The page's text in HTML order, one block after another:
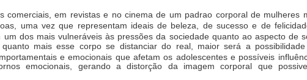
comerciais, em revistas e no cinema de um padrao corporal de mulheres
uma vez que representam ideais de beleza, de sucesso e de
dos mais vulneráveis às pressões da sociedade quanto ao aspecto de
mais esse corpo se distanciar do real, maior será a
e emocionais que afetam os adolescentes e possíveis
emocionais, gerando a distorção da imagem corporal que